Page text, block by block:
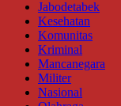
Jabodetabek
Kesehatan
Komunitas
Kriminal
Mancanegara
Militer
Nasional